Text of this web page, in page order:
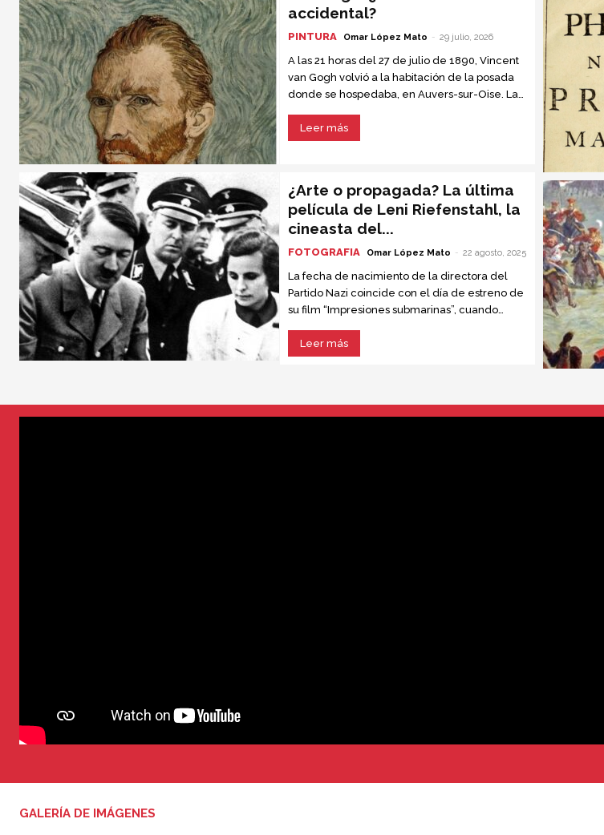
accidental?
PINTURA Omar López Mato - 29 julio, 2026
A las 21 horas del 27 de julio de 1890, Vincent
van Gogh volvió a la habitación de la posada
donde se hospedaba, en Auvers-sur-Oise. La
Leer más
¿Arte o propagada? La última
película de Leni Riefenstahl, la
cineasta del...
FOTOGRAFIA Omar López Mato - 22 agosto, 2025
La fecha de nacimiento de la directora del
Partido Nazi coincide con el día de estreno de
su film “Impresiones submarinas”, cuando
Leer más
GALERÍA DE IMÁGENES